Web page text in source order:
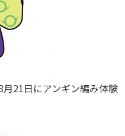
21日にアンギン編み体験